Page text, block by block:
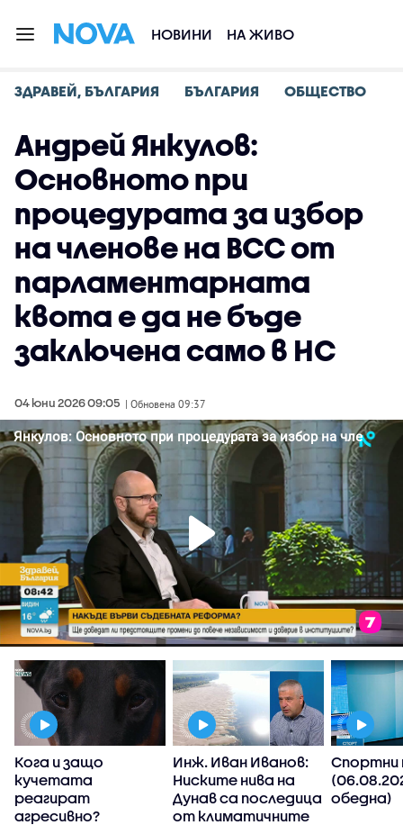
НОВИНИ НА ЖИВО
ЗДРАВЕЙ, БЪЛГАРИЯ БЪЛГАРИЯ ОБЩЕСТВО
Андрей Янкулов:
Основното при
процедурата за избор
на членове на ВСС от
парламентарната
квота е да не бъде
заключена само в НС
04 юни 2026 09:05 | Обновена 09:37
Кога и защо
кучетата
реагират
агресивно?
Инж. Иван Иванов:
Ниските нива на
Дунав са последица
от климатичните
Спортни
обедна)